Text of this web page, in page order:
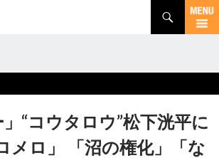
」“コウタロウ”松下洸平に
メロ」 「沼の権化」「な